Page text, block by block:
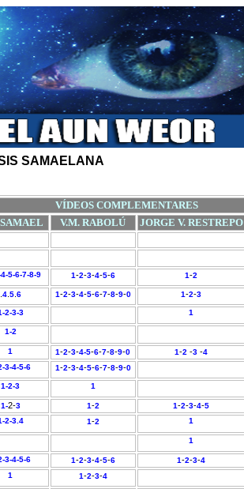
SAMAELANA
VÍDEOS COMPLEMENTARES
V.M. RABOLÚ JORGE V. RESTREPO
4-5-6-7-8-9 1-2-3-4-5-6 1-2
4. 5. 6 1-2-3-4-5-6-7-8-9-0 1-2-3
2-3-3 1
1-2
1 1-2-3-4-5-6-7-8-9-0 1-2 -3 -4
3-4-5-6 1-2-3-4-5-6-7-8-9-0
1-2-3 1
1-2-3 1-2 1-2-3-4-5
2-3. 4 1-2 1
1
3-4-5-6 1-2-3-4-5-6 1-2-3-4
1 1-2-3-4